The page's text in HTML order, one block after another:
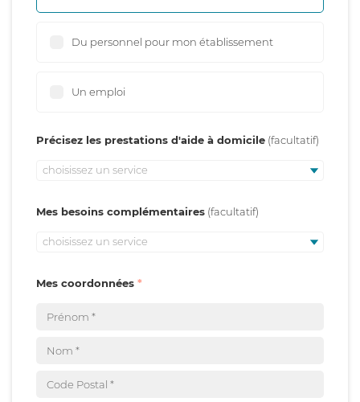
Du personnel pour mon établissement
Un emploi
Précisez les prestations d'aide à domicile
choisissez un service
Mes besoins complémentaires
choisissez un service
Mes coordonnées